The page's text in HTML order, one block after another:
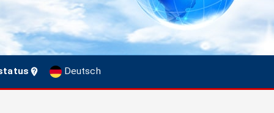
Deutsch